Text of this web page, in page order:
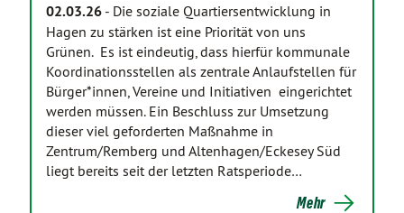
02.03.26 - Die soziale Quartiersentwicklung in
Hagen zu stärken ist eine Priorität von uns
Grünen. Es ist eindeutig, dass hierfür kommunale
Koordinationsstellen als zentrale Anlaufstellen für
Bürger*innen, Vereine und Initiativen eingerichtet
werden müssen. Ein Beschluss zur Umsetzung
dieser viel geforderten Maßnahme in
Zentrum/Remberg und Altenhagen/Eckesey Süd
liegt bereits seit der letzten Ratsperiode…
Mehr